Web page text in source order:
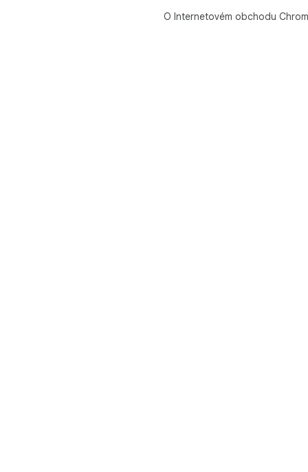
O Internetovém obchodu